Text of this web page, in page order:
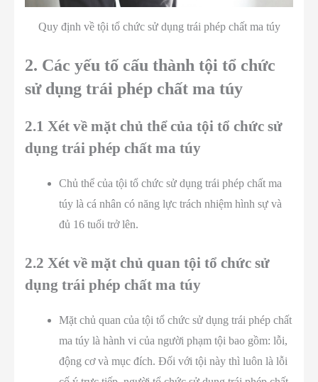
Quy định về tội tổ chức sử dụng trái phép chất ma túy
2. Các yếu tố cấu thành tội tổ chức
sử dụng trái phép chất ma túy
2.1 Xét về mặt chủ thể của tội tổ chức sử
dụng trái phép chất ma túy
Chủ thể của tội tổ chức sử dụng trái phép chất ma
túy là cá nhân có năng lực trách nhiệm hình sự và
đủ 16 tuổi trở lên.
2.2 Xét về mặt chủ quan tội tổ chức sử
dụng trái phép chất ma túy
Mặt chủ quan của tội tổ chức sử dụng trái phép chất
ma túy là hành vi của người phạm tội bao gồm: lỗi,
động cơ và mục đích. Đối với tội này thì luôn là lỗi